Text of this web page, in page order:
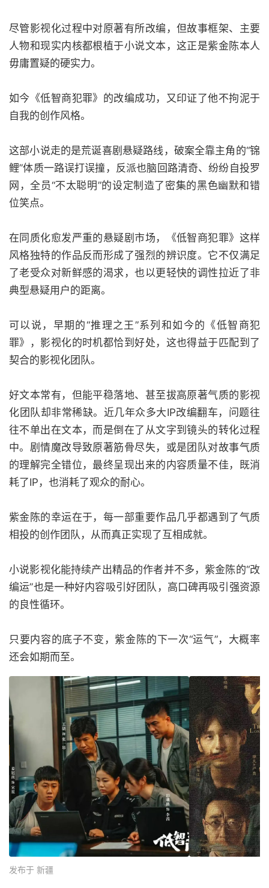
尽管影视化过程中对原著有所改编，但故事框架、主要
人物和现实内核都根植于小说文本，这正是紫金陈本人
毋庸置疑的硬实力。
如今《低智商犯罪》的改编成功，又印证了他不拘泥于
自我的创作风格。
这部小说走的是荒诞喜剧悬疑路线，破案全靠主角的“锦
鲤”体质一路误打误撞，反派也脑回路清奇、纷纷自投罗
网，全员“不太聪明”的设定制造了密集的黑色幽默和错
位笑点。
在同质化愈发严重的悬疑剧市场，《低智商犯罪》这样
风格独特的作品反而形成了强烈的辨识度。它不仅满足
了老受众对新鲜感的渴求，也以更轻快的调性拉近了非
典型悬疑用户的距离。
可以说，早期的“推理之王”系列和如今的《低智商犯
罪》，影视化的时机都恰到好处，这也得益于匹配到了
契合的影视化团队。
好文本常有，但能平稳落地、甚至拔高原著气质的影视
化团队却非常稀缺。近几年众多大IP改编翻车，问题往
往不单出在文本，而是倒在了从文字到镜头的转化过程
中。剧情魔改导致原著筋骨尽失，或是团队对故事气质
的理解完全错位，最终呈现出来的内容质量不佳，既消
耗了IP，也消耗了观众的耐心。
紫金陈的幸运在于，每一部重要作品几乎都遇到了气质
相投的创作团队，从而真正实现了互相成就。
小说影视化能持续产出精品的作者并不多，紫金陈的“改
编运”也是一种好内容吸引好团队，高口碑再吸引强资源
的良性循环。
只要内容的底子不变，紫金陈的下一次“运气”，大概率
还会如期而至。
发布于 新疆